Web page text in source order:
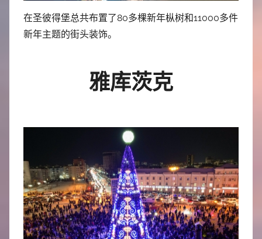
在圣彼得堡总共布置了80多棵新年枞树和11000多件
新年主题的街头装饰。
雅库茨克